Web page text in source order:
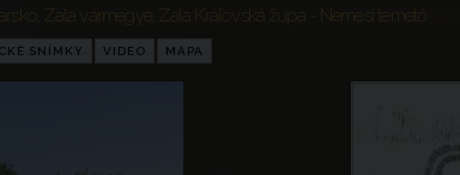
Zala vármegye Zala Kráľovská župa - Nemesi temető
SNÍMKY VIDEO MAPA